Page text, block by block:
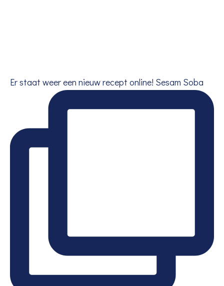
Er staat weer een nieuw recept online! Sesam Soba